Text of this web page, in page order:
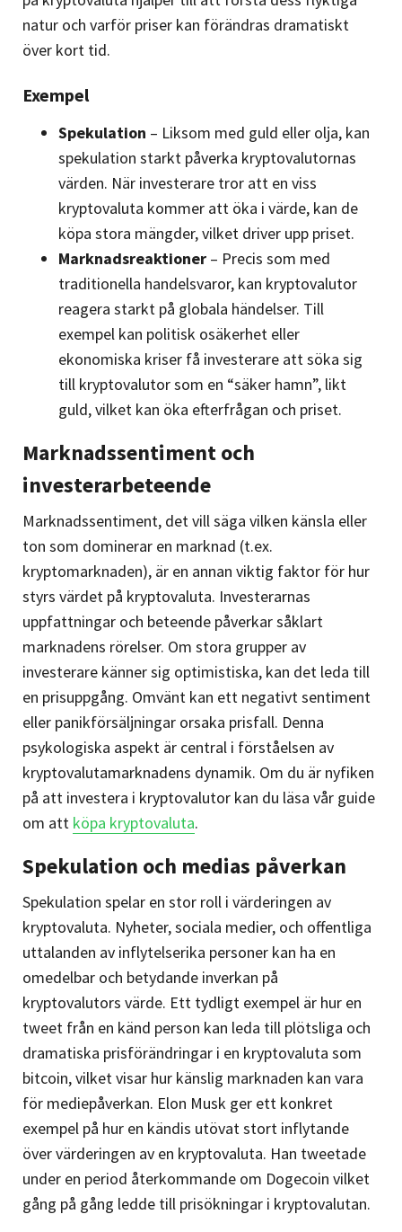
natur och varför priser kan förändras dramatiskt
över kort tid.
Exempel
Spekulation – Liksom med guld eller olja, kan
spekulation starkt påverka kryptovalutornas
värden. När investerare tror att en viss
kryptovaluta kommer att öka i värde, kan de
köpa stora mängder, vilket driver upp priset.
Marknadsreaktioner – Precis som med
traditionella handelsvaror, kan kryptovalutor
reagera starkt på globala händelser. Till
exempel kan politisk osäkerhet eller
ekonomiska kriser få investerare att söka sig
till kryptovalutor som en “säker hamn”, likt
guld, vilket kan öka efterfrågan och priset.
Marknadssentiment och
investerarbeteende
Marknadssentiment, det vill säga vilken känsla eller
ton som dominerar en marknad (t.ex.
kryptomarknaden), är en annan viktig faktor för hur
styrs värdet på kryptovaluta. Investerarnas
uppfattningar och beteende påverkar såklart
marknadens rörelser. Om stora grupper av
investerare känner sig optimistiska, kan det leda till
en prisuppgång. Omvänt kan ett negativt sentiment
eller panikförsäljningar orsaka prisfall. Denna
psykologiska aspekt är central i förståelsen av
kryptovalutamarknadens dynamik. Om du är nyfiken
på att investera i kryptovalutor kan du läsa vår guide
om att köpa kryptovaluta.
Spekulation och medias påverkan
Spekulation spelar en stor roll i värderingen av
kryptovaluta. Nyheter, sociala medier, och offentliga
uttalanden av inflytelserika personer kan ha en
omedelbar och betydande inverkan på
kryptovalutors värde. Ett tydligt exempel är hur en
tweet från en känd person kan leda till plötsliga och
dramatiska prisförändringar i en kryptovaluta som
bitcoin, vilket visar hur känslig marknaden kan vara
för mediepåverkan. Elon Musk ger ett konkret
exempel på hur en kändis utövat stort inflytande
över värderingen av en kryptovaluta. Han tweetade
under en period återkommande om Dogecoin vilket
gång på gång ledde till prisökningar i kryptovalutan.